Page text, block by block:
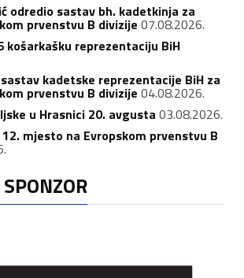
odredio sastav bh. kadetkinja za
prvenstvu B divizije 07.08.2026.
košarkašku reprezentaciju BiH
kadetske reprezentacije BiH za
prvenstvu B divizije 04.08.2026.
u Hrasnici 20. avgusta 03.08.2026.
mjesto na Evropskom prvenstvu B